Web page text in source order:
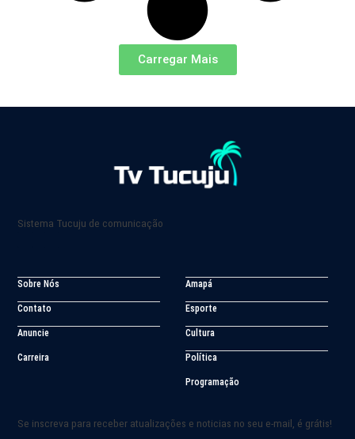
Carregar Mais
Sistema Tucuju de comunicação
Sobre Nós
Contato
Anuncie
Carreira
Amapá
Esporte
Cultura
Política
Programação
Se inscreva para receber atualizações e noticias no seu e-mail, é grátis!